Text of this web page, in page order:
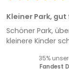
Kleiner Park,
Schöner Park,
kleinere Kinder
35%
Fandest